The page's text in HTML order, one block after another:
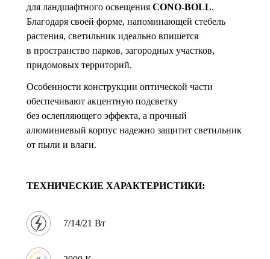
для ландшафтного освещения CONO-BOLL.
Благодаря своей форме, напоминающей стебель
растения, светильник идеально впишется
в пространство парков, загородных участков,
придомовых территорий.
Особенности конструкции оптической части
обеспечивают акцентную подсветку
без ослепляющего эффекта, а прочный
алюминиевый корпус надежно защитит светильник
от пыли и влаги.
ТЕХНИЧЕСКИЕ ХАРАКТЕРИСТИКИ:
7/14/21 Вт